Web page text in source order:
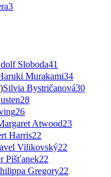
3
Sloboda41
Murakami34
Silvia Bystričanová30
28
26
Atwood23
Harris22
Vilikovský22
Pišťanek22
Gregory22